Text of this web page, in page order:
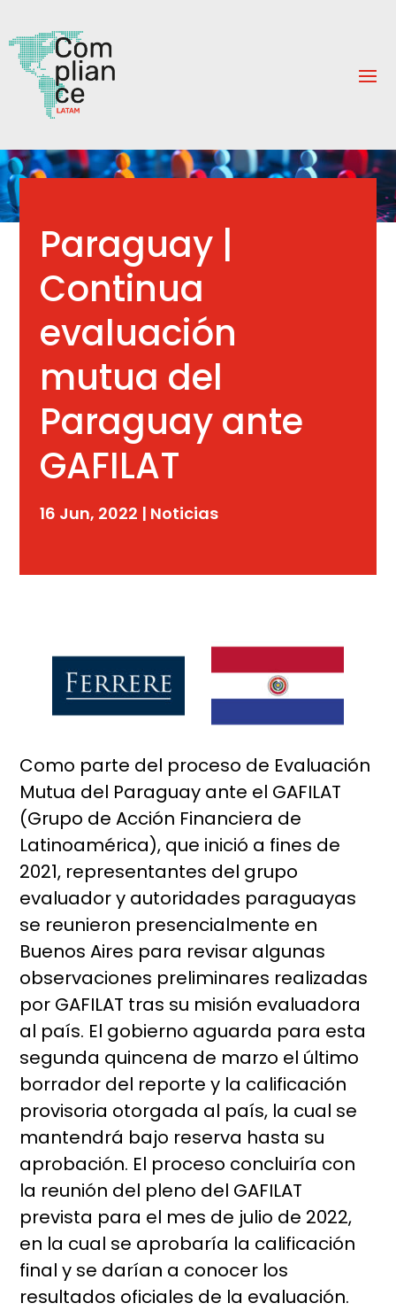
Paraguay |
Continua
evaluación
mutua del
Paraguay ante
GAFILAT
16 Jun, 2022 | Noticias
Como parte del proceso de Evaluación
Mutua del Paraguay ante el GAFILAT
(Grupo de Acción Financiera de
Latinoamérica), que inició a fines de
2021, representantes del grupo
evaluador y autoridades paraguayas
se reunieron presencialmente en
Buenos Aires para revisar algunas
observaciones preliminares realizadas
por GAFILAT tras su misión evaluadora
al país. El gobierno aguarda para esta
segunda quincena de marzo el último
borrador del reporte y la calificación
provisoria otorgada al país, la cual se
mantendrá bajo reserva hasta su
aprobación. El proceso concluiría con
la reunión del pleno del GAFILAT
prevista para el mes de julio de 2022,
en la cual se aprobaría la calificación
final y se darían a conocer los
resultados oficiales de la evaluación.